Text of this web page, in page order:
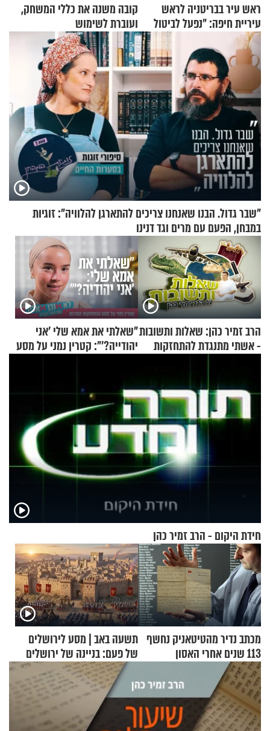
ראש עיר בבריטניה לראש
עיריית חיפה: ״נפעל לביטול
ברית הערים התאומות״
קובה משנה את כללי המשחק,
ועוברת לשימוש
בתלת־אופנועים סולאריים
"שבר גדול. הבנו שאנחנו צריכים להתארגן להלוויה": זוגיות
במבחן, הפעם עם מרים וגד דנינו
הרב זמיר כהן: שאלות ותשובות
- אשתי מתנגדת להתחזקות
"שאלתי את אמא שלי 'אני
יהודייה?'": קטרין נמני על מסע
חידת היקום - הרב זמיר כהן
מכתב נדיר מהטיטאניק נחשף
113 שנים אחרי האסון
תשעה באב | מסע לירושלים
של פעם: בניינה של ירושלים